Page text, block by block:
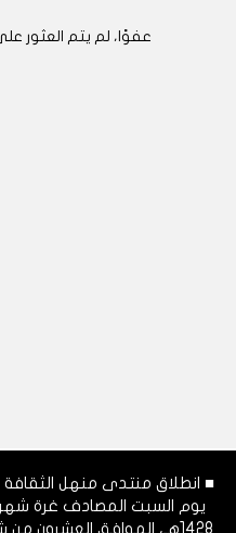
عفوًا، لم يتم العثور
■ انطلاق منتدى منهل الثقافة
يوم السبت المصادف غرة
1428هـ، الموافق العشرون من